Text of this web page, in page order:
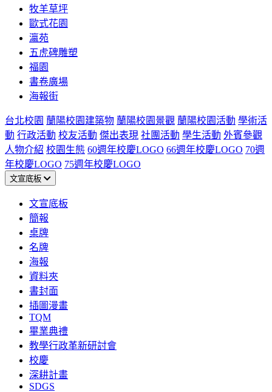
牧羊草坪
歐式花園
瀛苑
五虎碑雕塑
福園
書卷廣場
海報街
台北校園 蘭陽校園建築物 蘭陽校園景觀 蘭陽校園活動 學術活
動 行政活動 校友活動 傑出表現 社團活動 學生活動 外賓參觀
人物介紹 校園生態 60週年校慶LOGO 66週年校慶LOGO 70週
年校慶LOGO 75週年校慶LOGO
文宣底板
文宣底板
簡報
桌牌
名牌
海報
資料夾
書封面
插圖漫畫
TQM
畢業典禮
教學行政革新研討會
校慶
深耕計畫
SDGS